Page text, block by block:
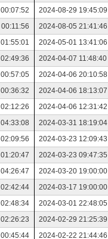
00:07:52 2024-08-29 19:45:09
00:11:56 2024-08-05 21:41:46
01:55:01 2024-05-01 13:41:06
02:49:36 2024-04-07 11:48:40
00:57:05 2024-04-06 20:10:58
00:36:32 2024-04-06 18:13:07
02:12:26 2024-04-06 12:31:42
04:33:08 2024-03-31 18:19:04
02:09:56 2024-03-23 12:09:43
01:20:47 2024-03-23 09:47:35
04:26:47 2024-03-20 19:00:00
02:42:44 2024-03-17 19:00:00
02:48:34 2024-03-01 22:48:05
02:26:23 2024-02-29 21:25:39
00:45:44 2024-02-22 21:44:46